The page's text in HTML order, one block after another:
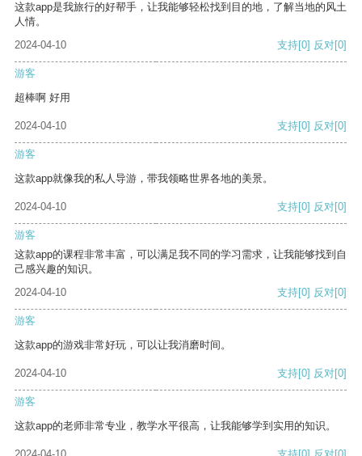
这款app是我旅行的好帮手，让我能够轻松找到目的地，了解当地的风土
人情。
2024-04-10
支持[0] 反对[0]
游客
超棒啊 好用
2024-04-10 支持[0] 反对[0]
游客
这款app就像我的私人导游，带我领略世界各地的美景。
2024-04-10 支持[0] 反对[0]
游客
这款app的课程非常丰富，可以满足我不同的学习需求，让我能够找到自
己感兴趣的知识。
2024-04-10
支持[0] 反对[0]
游客
这款app的游戏非常好玩，可以让我消磨时间。
2024-04-10 支持[0] 反对[0]
游客
这款app的老师非常专业，教学水平很高，让我能够学到实用的知识。